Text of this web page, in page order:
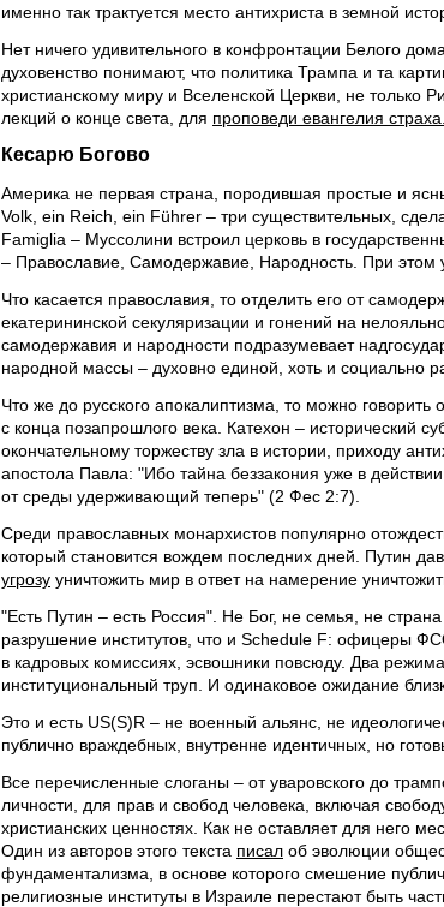
именно так трактуется место антихриста в земной
Нет ничего удивительного в конфронтации Белого
духовенство понимают, что политика Трампа и та
христианскому миру и Вселенской Церкви, не только
лекций о конце света, для проповеди евангелия страха.
Кесарю Богово
Америка не первая страна, породившая простые и
Volk, ein Reich, ein Führer – три существительных,
Famiglia – Муссолини встроил церковь в
– Православие, Самодержавие, Народность. При этом
Что касается православия, то отделить его от
екатерининской секуляризации и гонений на
самодержавия и народности подразумевает
народной массы – духовно единой, хоть и социально
Что же до русского апокалиптизма, то можно
с конца позапрошлого века. Катехон – исторический
окончательному торжеству зла в истории, приходу
апостола Павла: "Ибо тайна беззакония уже в
от среды удерживающий теперь" (2 Фес 2:7).
Среди православных монархистов популярно
который становится вождем последних дней. Путин
угрозу уничтожить мир в ответ на намерение
"Есть Путин – есть Россия". Не Бог, не семья, не
разрушение институтов, что и Schedule F: офицеры
в кадровых комиссиях, эсвошники повсюду. Два
институциональный труп. И одинаковое ожидание
Это и есть US(S)R – не военный альянс, не
публично враждебных, внутренне идентичных, но
Все перечисленные слоганы – от уваровского до
личности, для прав и свобод человека, включая
христианских ценностях. Как не оставляет для него
Один из авторов этого текста писал об эволюции
фундаментализма, в основе которого смешение
религиозные институты в Израиле перестают быть